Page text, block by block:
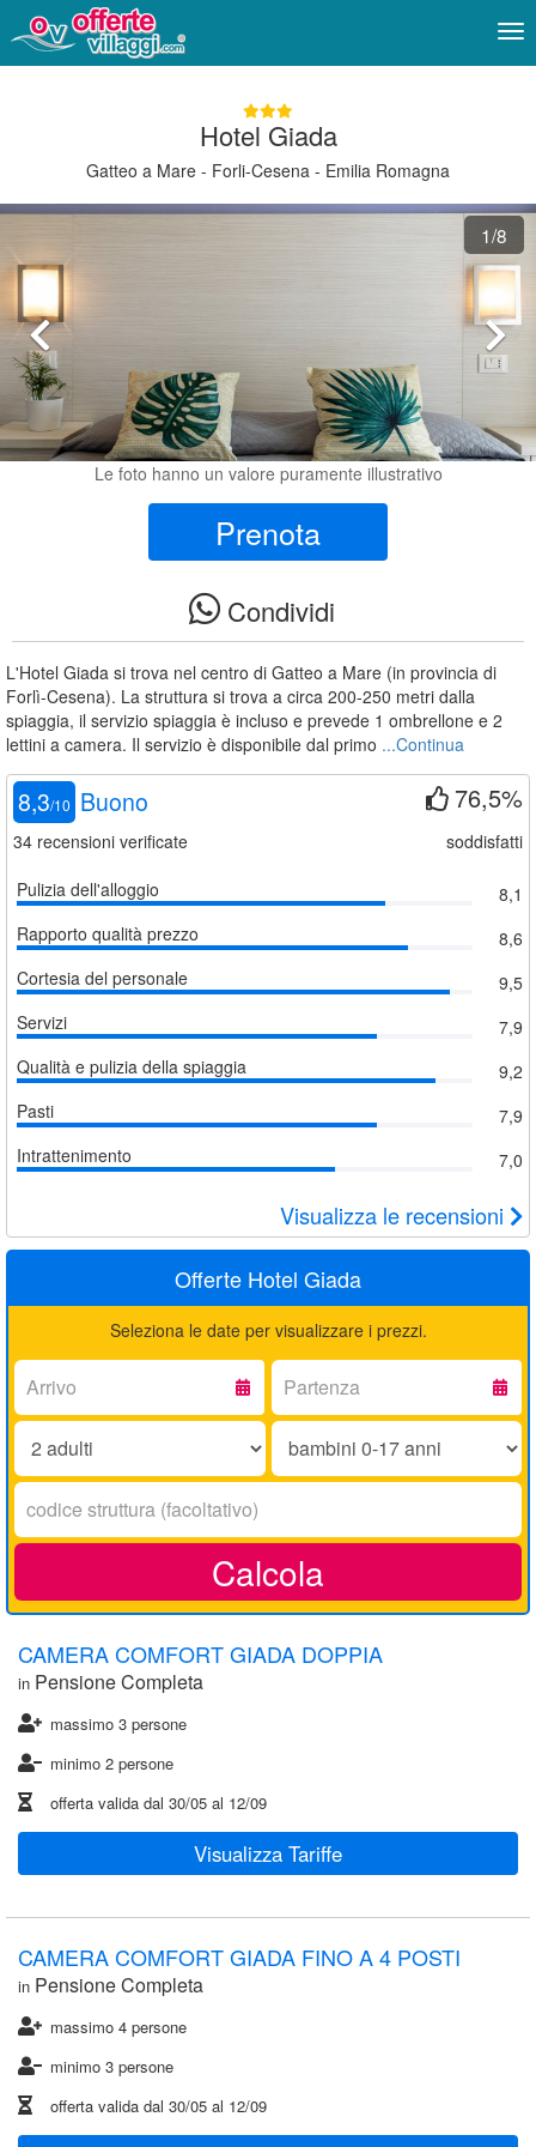
Hotel Giada
Gatteo a Mare - Forli-Cesena - Emilia Romagna
1/8
Le foto hanno un valore puramente illustrativo
Prenota
Condividi
L'Hotel Giada si trova nel centro di Gatteo a Mare (in provincia di
Forlì-Cesena). La struttura si trova a circa 200-250 metri dalla
spiaggia, il servizio spiaggia è incluso e prevede 1 ombrellone e 2
lettini a camera. Il servizio è disponibile dal primo ...Continua
8,3/10 Buono
34 recensioni verificate
76,5%
soddisfatti
Pulizia dell'alloggio
8,1
Rapporto qualità prezzo
8,6
Cortesia del personale
9,5
Servizi
7,9
Qualità e pulizia della spiaggia
9,2
Pasti
7,9
Intrattenimento
7,0
Visualizza le recensioni
Offerte Hotel Giada
Seleziona le date per visualizzare i prezzi.
Arrivo:
Partenza:
Adulti:
Bambini
17
Codice
struttura:
Calcola
CAMERA COMFORT GIADA DOPPIA
in Pensione Completa
massimo 3 persone
minimo 2 persone
offerta valida dal 30/05 al 12/09
Visualizza Tariffe
CAMERA COMFORT GIADA FINO A 4 POSTI
in Pensione Completa
massimo 4 persone
minimo 3 persone
offerta valida dal 30/05 al 12/09